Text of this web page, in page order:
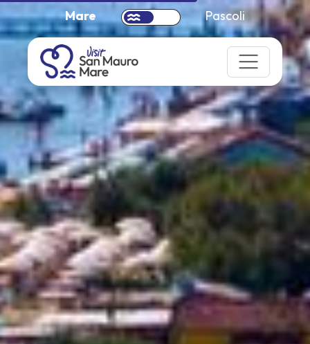
Mare Pascoli